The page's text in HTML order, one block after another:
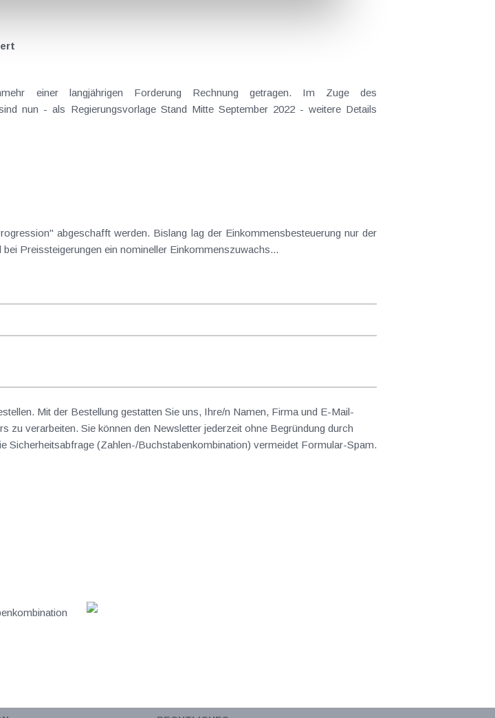
einer langjährigen Forderung Rechnung getragen. Im Zuge des
nun - als Regierungsvorlage Stand Mitte September 2022 - weitere Details
abgeschafft werden. Bislang lag der Einkommensbesteuerung nur der
Preissteigerungen ein nomineller Einkommenszuwachs...
Mit der Bestellung gestatten Sie uns, Ihre/n Namen, Firma und E-Mail-
zu verarbeiten. Sie können den Newsletter jederzeit ohne Begründung durch
Sicherheitsabfrage (Zahlen-/Buchstabenkombination) vermeidet Formular-Spam.